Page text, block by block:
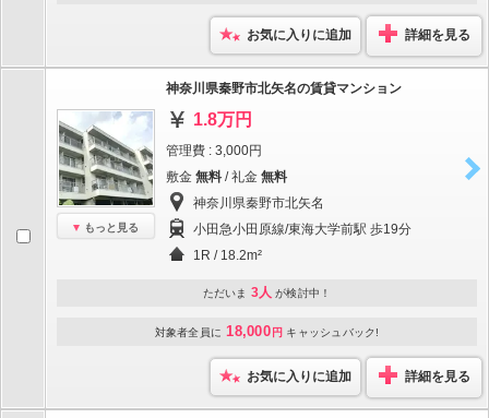
お気に入りに追加 詳細を見る
もっと見る
神奈川県秦野市北矢名の賃貸マンション
1.8万円
管理費 : 3,000円
敷金 無料 / 礼金 無料
神奈川県秦野市北矢名
小田急小田原線/東海大学前駅 歩19分
1R / 18.2m²
ただいま 3人 が検討中！
対象者全員に 18,000 円 キャッシュバック!
お気に入りに追加 詳細を見る